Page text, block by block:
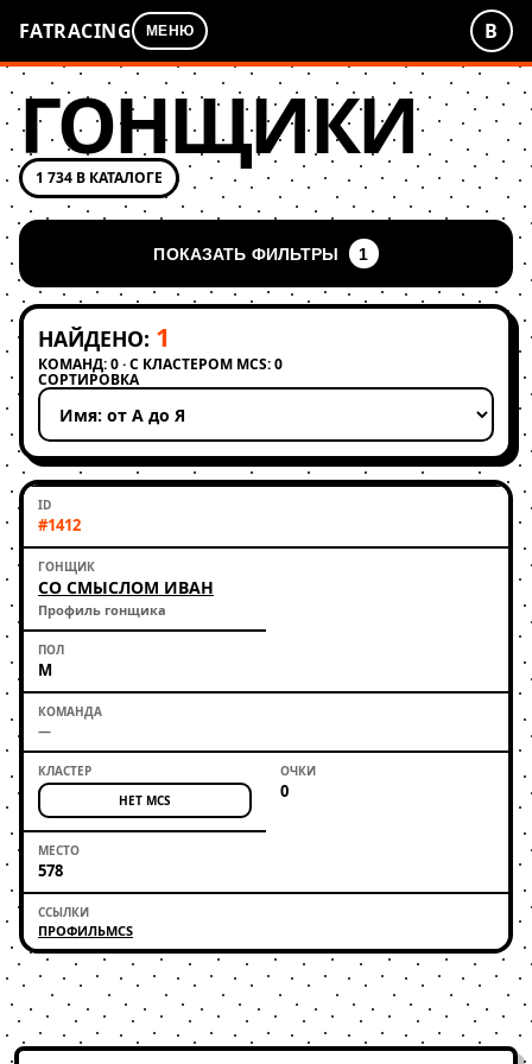
FATRACING МЕНЮ В
ГОНЩИКИ
1 734 В КАТАЛОГЕ
ПОКАЗАТЬ ФИЛЬТРЫ 1
НАЙДЕНО: 1
КОМАНД: 0 · С КЛАСТЕРОМ MCS: 0
СОРТИРОВКА
Применить сортировку
#1412
СО СМЫСЛОМ ИВАН
Профиль гонщика
М
—
НЕТ MCS 0
578
ПРОФИЛЬMCS